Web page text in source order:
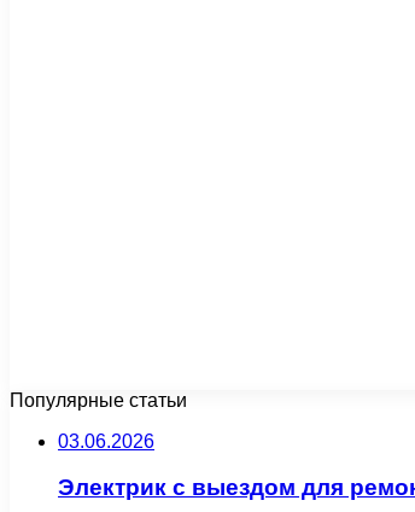
Популярные статьи
03.06.2026
Электрик с выездом для